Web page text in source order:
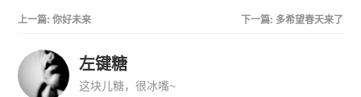
上一篇:你好未来 下一篇: 多希望春天来了
左键糖
这块儿糖，很冰嘴~